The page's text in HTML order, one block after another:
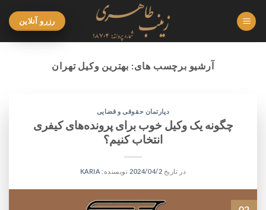
رزرو آنلاین
آرشیو برچسب های: بهترین وکیل تهران
دپارتمان حقوقی و قضایی
چگونه یک وکیل خوب برای پرونده‌های کیفری
انتخاب کنیم؟
در تاریخ 2024/04/2 نویسنده: KARIA